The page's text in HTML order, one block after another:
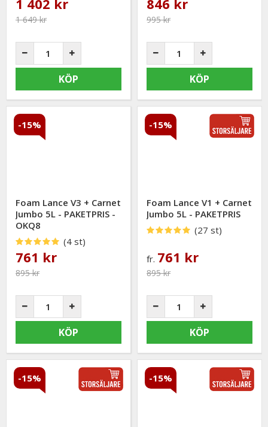
1 649 kr
KÖP
995 kr
KÖP
-15%
Foam Lance V3 + Carnet
Jumbo 5L - PAKETPRIS -
OKQ8
(4 st)
761 kr
895 kr
KÖP
-15%
Foam Lance V1 + Carnet
Jumbo 5L - PAKETPRIS
(27 st)
fr. 761 kr
895 kr
KÖP
-15% -15%